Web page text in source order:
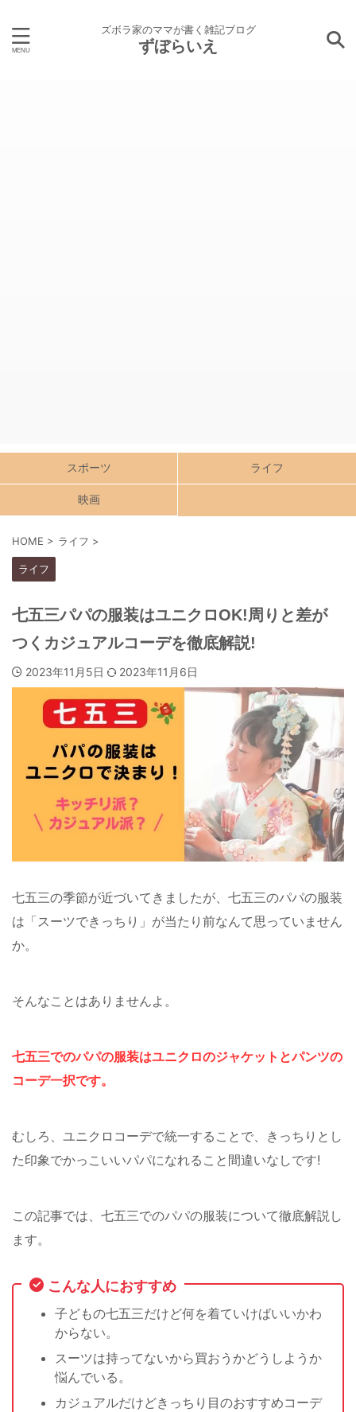
ズボラ家のママが書く雑記ブログ
ずぼらいえ
スポーツ ライフ
映画
HOME > ライフ >
ライフ
七五三パパの服装はユニクロOK!周りと差が
つくカジュアルコーデを徹底解説!
2023年11月5日 2023年11月6日
七五三の季節が近づいてきましたが、七五三のパパの服装
は「スーツできっちり」が当たり前なんて思っていません
か。
そんなことはありませんよ。
七五三でのパパの服装はユニクロのジャケットとパンツの
コーデ一択です。
むしろ、ユニクロコーデで統一することで、きっちりとし
た印象でかっこいいパパになれること間違いなしです!
この記事では、七五三でのパパの服装について徹底解説し
ます。
こんな人におすすめ
子どもの七五三だけど何を着ていけばいいかわ
からない。
スーツは持ってないから買おうかどうしようか
悩んでいる。
カジュアルだけどきっちり目のおすすめコーデ